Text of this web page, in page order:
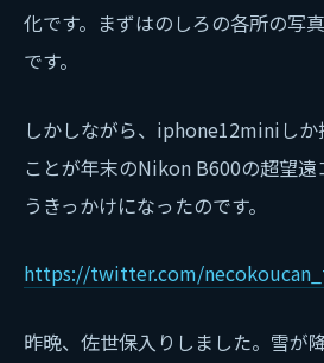
化です。まずはのしろの各所の写
です。
しかしながら、iphone12miniし
ことが年末のNikon B600の超望
うきっかけになったのです。
https://twitter.com/
昨晩、佐世保入りしました。雪が